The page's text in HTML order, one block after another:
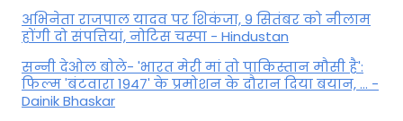
अभिनेता राजपाल यादव पर शिकंजा, 9 सितंबर को नीलाम
होंगी दो संपत्तियां, नोटिस चस्पा - Hindustan
सन्नी देओल बोले- 'भारत मेरी मां तो पाकिस्तान मौसी है':
फिल्म 'बंटवारा 1947' के प्रमोशन के दौरान दिया बयान, ... -
Dainik Bhaskar